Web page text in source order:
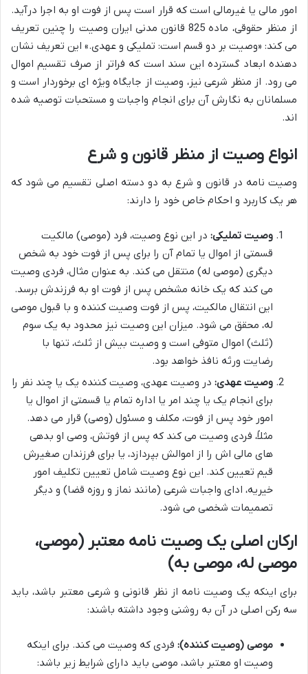
امور مالی یا غیرمالی است که قرار است پس از فوت او به اجرا درآید.
از منظر حقوقی، ماده 825 قانون مدنی ایران وصیت را چنین تعریف
می کند: «وصیت بر دو قسم است: تملیکی و عهدی.» این تعریف نشان
دهنده ابعاد گسترده این سند است که فراتر از صرف تقسیم اموال
می رود. از منظر شرعی نیز، وصیت از جایگاه ویژه ای برخوردار است و
مسلمانان به نگارش آن برای انجام واجبات و مستحبات توصیه شده
اند.
انواع وصیت از منظر قانون و شرع
وصیت نامه در قانون و شرع به دو دسته اصلی تقسیم می شود که
هر یک کاربرد و احکام خاص خود را دارند:
وصیت تملیکی: در این نوع وصیت، فرد (موصی) مالکیت
قسمتی از اموال یا تمام آن را برای پس از فوت خود به شخص
دیگری (موصی له) منتقل می کند. به عنوان مثال، فردی وصیت
می کند که یک خانه مشخص پس از فوت او به فرزندش برسد.
این انتقال مالکیت، پس از فوت وصیت کننده و با قبول موصی
له، محقق می شود. میزان این وصیت نیز محدود به یک سوم
(ثلث) اموال متوفی است و وصیت بیش از ثلث، تنها با
رضایت ورثه نافذ خواهد بود.
وصیت عهدی: در وصیت عهدی، وصیت کننده یک یا چند نفر را
برای انجام یک یا چند امر یا اداره تمام یا قسمتی از اموال یا
امور خود پس از فوت، مکلف و مسئول (وصی) قرار می دهد.
مثلاً، فردی وصیت می کند که پس از فوتش، وصی او بدهی
های مالی اش را از اموالش بپردازد، یا برای فرزندان صغیرش
قیم تعیین کند. این نوع وصیت شامل تعیین تکلیف امور
خیریه، ادای واجبات شرعی (مانند نماز و روزه قضا) و دیگر
تصمیمات شخصی می شود.
ارکان اصلی یک وصیت نامه معتبر (موصی،
موصی له، موصی به)
برای اینکه یک وصیت نامه از نظر قانونی و شرعی معتبر باشد، باید
سه رکن اصلی در آن به روشنی وجود داشته باشند:
موصی (وصیت کننده): فردی که وصیت می کند. برای اینکه
وصیت او معتبر باشد، موصی باید دارای شرایط زیر باشد: